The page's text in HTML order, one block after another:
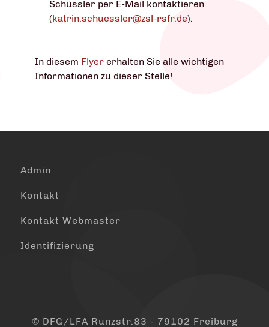
Schüssler per E-Mail kontaktieren
(katrin.schuessler@zsl-rsfr.de).
In diesem Flyer erhalten Sie alle wichtigen
Informationen zu dieser Stelle!
Admin
Kontakt
Kontakt Webmaster
Identifizierung
© DFG/LFA Runzstr.83 - 79102 Freiburg